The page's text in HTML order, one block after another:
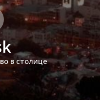
в столице